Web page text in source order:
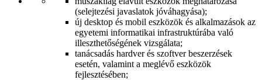
(selejtezési javaslatok jóváhagyása);
új desktop és mobil eszközök és alkalmazások az
egyetemi informatikai infrastruktúrába való
illeszthetőségének vizsgálata;
tanácsadás hardver és szoftver beszerzések
esetén, valamint a meglévő eszközök
fejlesztésében;